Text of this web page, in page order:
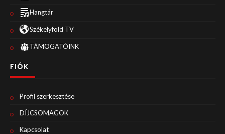
Hangtár
Székelyföld TV
TÁMOGATÓINK
FIÓK
Profil szerkesztése
DÍJCSOMAGOK
Kapcsolat